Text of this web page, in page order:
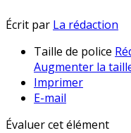
Écrit par La rédaction
Taille de police
Augmenter la
Imprimer
E-mail
Évaluer cet élément